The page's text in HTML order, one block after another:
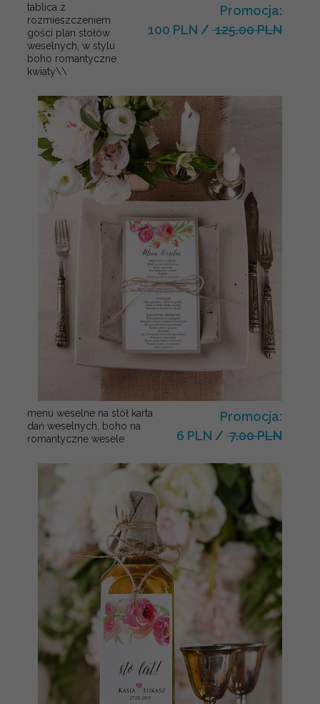
tablica z
rozmieszczeniem
gości plan stołów
weselnych, w stylu
boho romantyczne
kwiaty\\
Promocja:
100 PLN / 125.00 PLN
menu weselne na stół karta
dań weselnych, boho na
romantyczne wesele
Promocja:
6 PLN / 7.00 PLN